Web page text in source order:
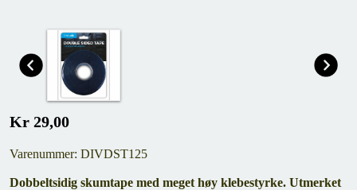
Kr 29,00
Varenummer: DIVDST125
Dobbeltsidig skumtape med meget høy klebestyrke. Utmerket